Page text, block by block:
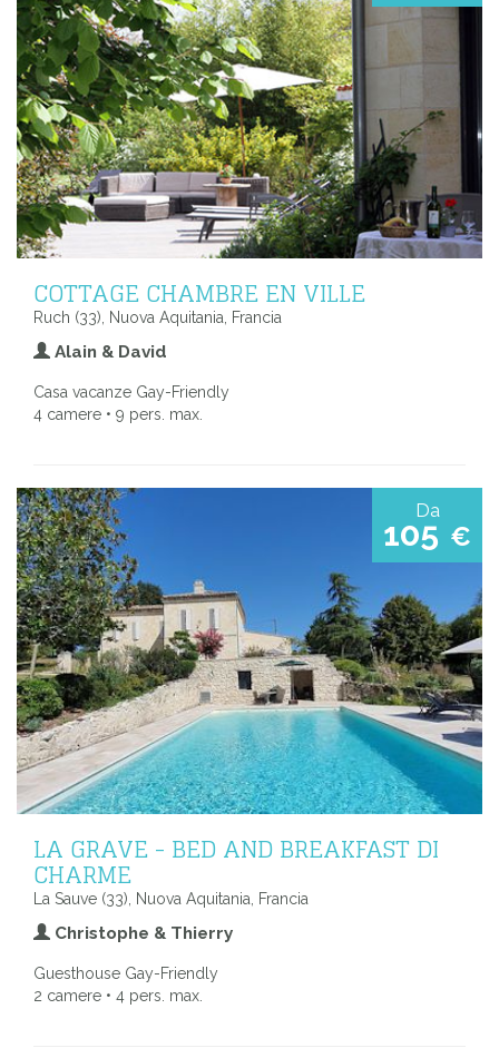
COTTAGE CHAMBRE EN VILLE
Ruch (33), Nuova Aquitania, Francia
Alain & David
Casa vacanze Gay-Friendly
4 camere • 9 pers. max.
Da
105 €
LA GRAVE - BED AND BREAKFAST DI
CHARME
La Sauve (33), Nuova Aquitania, Francia
Christophe & Thierry
Guesthouse Gay-Friendly
2 camere • 4 pers. max.